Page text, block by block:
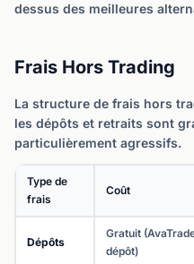
dessus des meilleures
Frais Hors Trading
La structure de frais hors
les dépôts et retraits sont
particulièrement agressifs.
Type de
frais
Coût
Dépôts
Gratuit
dépôt)